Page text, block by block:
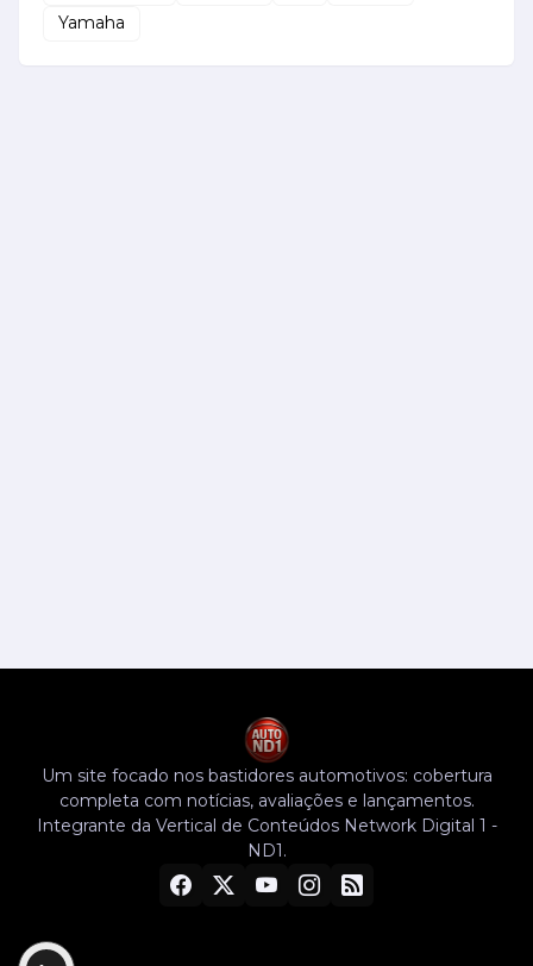
Yamaha
Um site focado nos bastidores automotivos: cobertura
completa com notícias, avaliações e lançamentos.
Integrante da Vertical de Conteúdos Network Digital 1 -
ND1.